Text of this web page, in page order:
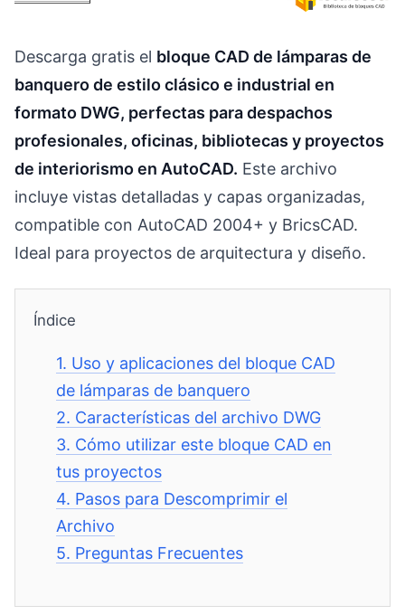
Descarga gratis el bloque CAD de lámparas de
banquero de estilo clásico e industrial en
formato DWG, perfectas para despachos
profesionales, oficinas, bibliotecas y proyectos
de interiorismo en AutoCAD. Este archivo
incluye vistas detalladas y capas organizadas,
compatible con AutoCAD 2004+ y BricsCAD.
Ideal para proyectos de arquitectura y diseño.
Índice
1. Uso y aplicaciones del bloque CAD
de lámparas de banquero
2. Características del archivo DWG
3. Cómo utilizar este bloque CAD en
tus proyectos
4. Pasos para Descomprimir el
Archivo
5. Preguntas Frecuentes